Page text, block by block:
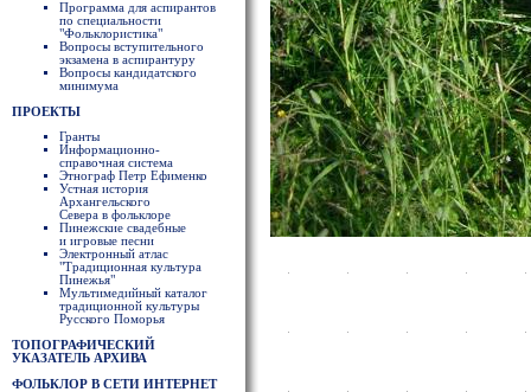
Программа для аспирантов
по специальности
"Фольклористика"
Вопросы вступительного
экзамена в аспирантуру
Вопросы кандидатского
минимума
ПРОЕКТЫ
Гранты
Информационно-
справочная система
Этнограф Петр Ефименко
Устная история
Архангельского
Севера в фольклоре
Пинежские свадебные
и игровые песни
Электронный атлас
"Традиционная культура
Пинежья"
Мультимедийный каталог
традиционной культуры
Русского Поморья
ТОПОГРАФИЧЕСКИЙ
УКАЗАТЕЛЬ АРХИВА
ФОЛЬКЛОР В СЕТИ ИНТЕРНЕТ